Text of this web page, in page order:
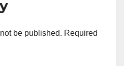
be published. Required